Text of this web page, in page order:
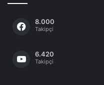
8.000
Takipçi
6.420
Takipçi